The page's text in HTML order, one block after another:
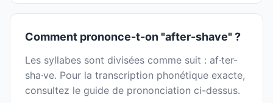
Comment prononce-t-on "after-shave" ?
Les syllabes sont divisées comme suit : af·ter-
sha·ve. Pour la transcription phonétique exacte,
consultez le guide de prononciation ci-dessus.